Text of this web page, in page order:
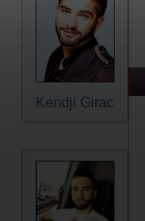
Kendji Girac